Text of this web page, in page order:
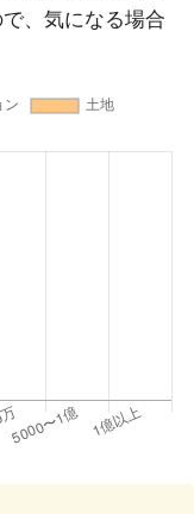
、気になる場合